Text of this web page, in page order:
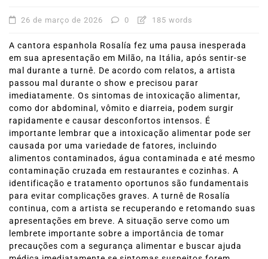
26 de março de 2026 0 185 words
A cantora espanhola Rosalía fez uma pausa inesperada
em sua apresentação em Milão, na Itália, após sentir-se
mal durante a turnê. De acordo com relatos, a artista
passou mal durante o show e precisou parar
imediatamente. Os sintomas de intoxicação alimentar,
como dor abdominal, vômito e diarreia, podem surgir
rapidamente e causar desconfortos intensos. É
importante lembrar que a intoxicação alimentar pode ser
causada por uma variedade de fatores, incluindo
alimentos contaminados, água contaminada e até mesmo
contaminação cruzada em restaurantes e cozinhas. A
identificação e tratamento oportunos são fundamentais
para evitar complicações graves. A turnê de Rosalía
continua, com a artista se recuperando e retomando suas
apresentações em breve. A situação serve como um
lembrete importante sobre a importância de tomar
precauções com a segurança alimentar e buscar ajuda